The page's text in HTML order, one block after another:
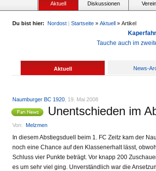
Aktuell Diskussionen
Du bist hier: Nordost | Startseite » Aktuell » Artikel
Tauche auch im
Aktuell News-
Naumburger BC 1920 , 19. Mai 2008
Unentschieden im
Von: Melzmen
In diesem Abstiegsduell beim 1. FC Zeitz kam der
noch eine Chance auf den Klassenerhalt lässt,
Schluss vier Punkte beträgt. Vor knapp 200
es um sehr viel ging. Unverständlich war die